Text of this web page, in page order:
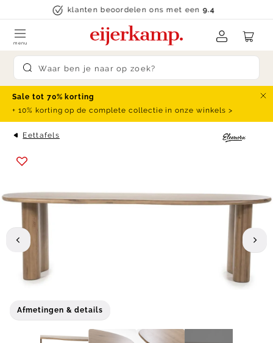
Skip to contentklanten beoordelen ons met een9.4
Submit search
menu
Sale tot 70% korting
+ 10% korting op de complete collectie in onze winkels >
Eettafels
Afmetingen & details